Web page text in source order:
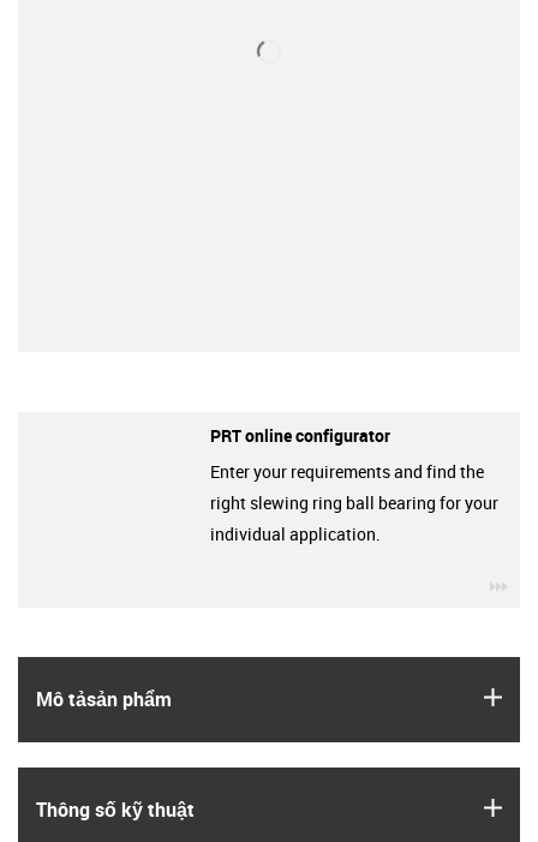
Mô tả­sản phẩm
Thông số kỹ thuật
PRT online configurator
Enter your requirements and find the
right slewing ring ball bearing for your
individual application.